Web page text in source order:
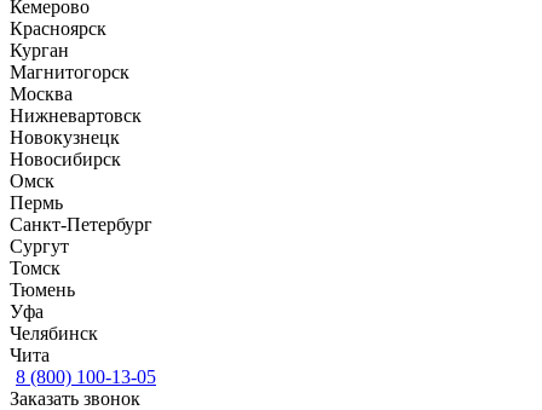
Кемерово
Красноярск
Курган
Магнитогорск
Москва
Нижневартовск
Новокузнецк
Новосибирск
Омск
Пермь
Санкт-Петербург
Сургут
Томск
Тюмень
Уфа
Челябинск
Чита
8 (800) 100-13-05
Заказать звонок